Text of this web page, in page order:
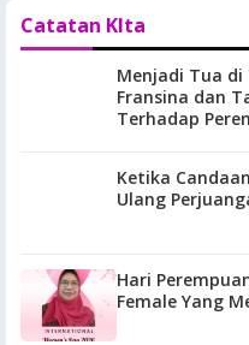
Catatan KIta
Menjadi Tua di
Fransina dan
Terhadap
Ketika
Ulang
Hari Perempuan
Female Yang